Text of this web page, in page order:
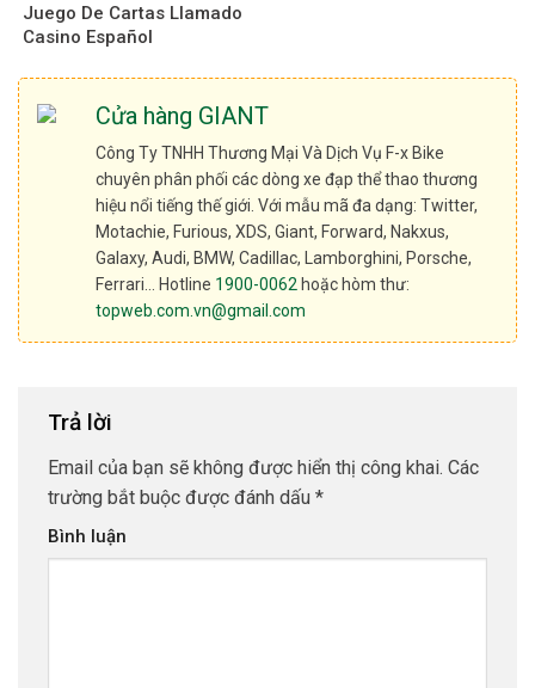
Juego De Cartas Llamado
Casino Español
Cửa hàng GIANT
Công Ty TNHH Thương Mại Và Dịch Vụ F-x Bike
chuyên phân phối các dòng xe đạp thể thao thương
hiệu nổi tiếng thế giới. Với mẫu mã đa dạng: Twitter,
Motachie, Furious, XDS, Giant, Forward, Nakxus,
Galaxy, Audi, BMW, Cadillac, Lamborghini, Porsche,
Ferrari… Hotline 1900-0062 hoặc hòm thư:
topweb.com.vn@gmail.com
Trả lời
Email của bạn sẽ không được hiển thị công khai. Các
trường bắt buộc được đánh dấu *
Bình luận